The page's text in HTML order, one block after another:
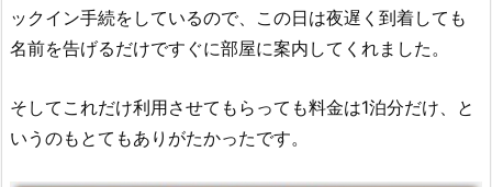
ックイン手続をしているので、この日は夜遅く到着しても
名前を告げるだけですぐに部屋に案内してくれました。
そしてこれだけ利用させてもらっても料金は1泊分だけ、と
いうのもとてもありがたかったです。